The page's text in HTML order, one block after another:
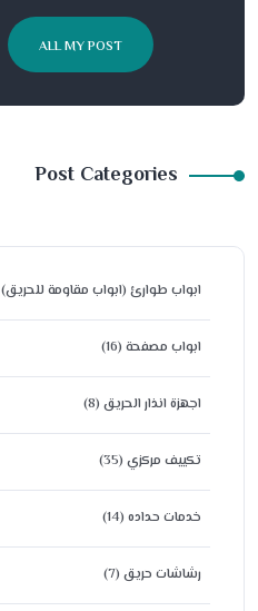
ALL MY POST
Post Categories
ابواب طوارئ (ابواب مقاومة للحريق)
ابواب مصفحة (16)
اجهزة انذار الحريق (8)
تكييف مركزي (35)
خدمات حداده (14)
رشاشات حريق (7)